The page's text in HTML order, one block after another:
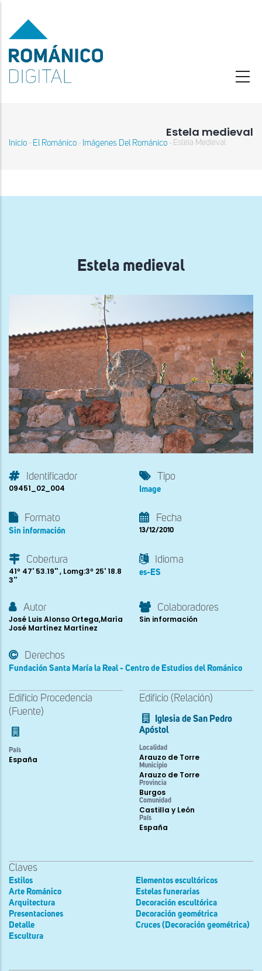
contenido
principal
Estela medieval
Sobrescribir
navegación
Inicio - El Románico - Imágenes Del Románico - Estela Medieval
Estela medieval
Identificador
09451_02_004
Tipo
Image
Formato
Sin información
Fecha
13/12/2010
Cobertura
41º 47' 53.19'' , Lomg:3º 25' 18.8
3''
Idioma
es-ES
Autor
José Luis Alonso Ortega,María
José Martínez Martínez
Colaboradores
Sin información
Derechos
Fundación Santa María la Real - Centro de Estudios del Románico
Edificio Procedencia
(Fuente)
País
España
Edificio (Relación)
Iglesia de San Pedro
Apóstol
Localidad
Arauzo de Torre
Municipio
Arauzo de Torre
Provincia
Burgos
Comunidad
Castilla y León
País
España
Claves
Estilos
Arte Románico
Arquitectura
Presentaciones
Detalle
Escultura
Elementos escultóricos
Estelas funerarias
Decoración escultórica
Decoración geométrica
Cruces (Decoración geométrica)